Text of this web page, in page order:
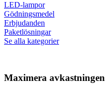
LED-lampor
Gödningsmedel
Erbjudanden
Paketlösningar
Se alla kategorier
Maximera avkastningen